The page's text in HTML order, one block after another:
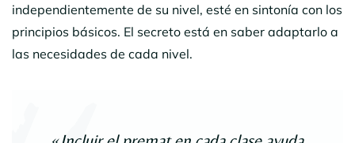
independientemente de su nivel, esté en sintonía con los
principios básicos. El secreto está en saber adaptarlo a
las necesidades de cada nivel.